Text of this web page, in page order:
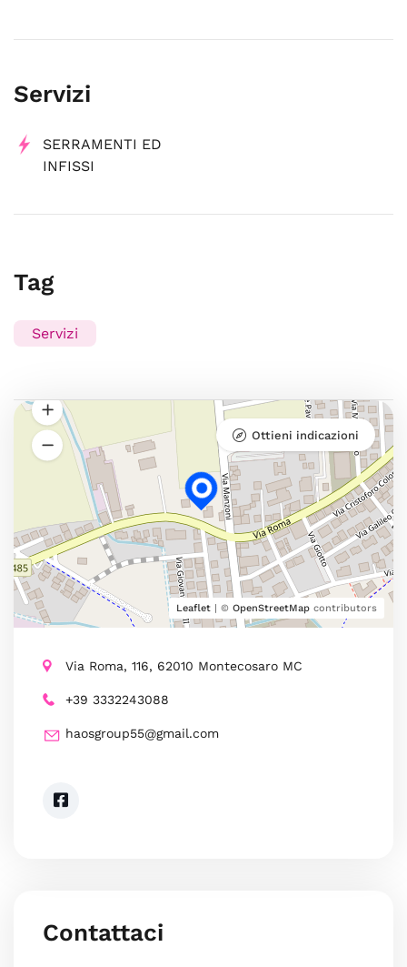
Servizi
SERRAMENTI ED
INFISSI
Tag
Servizi
Leaflet | © OpenStreetMap contributors
Ottieni indicazioni
Via Roma, 116, 62010 Montecosaro MC
+39 3332243088
haosgroup55@gmail.com
Contattaci